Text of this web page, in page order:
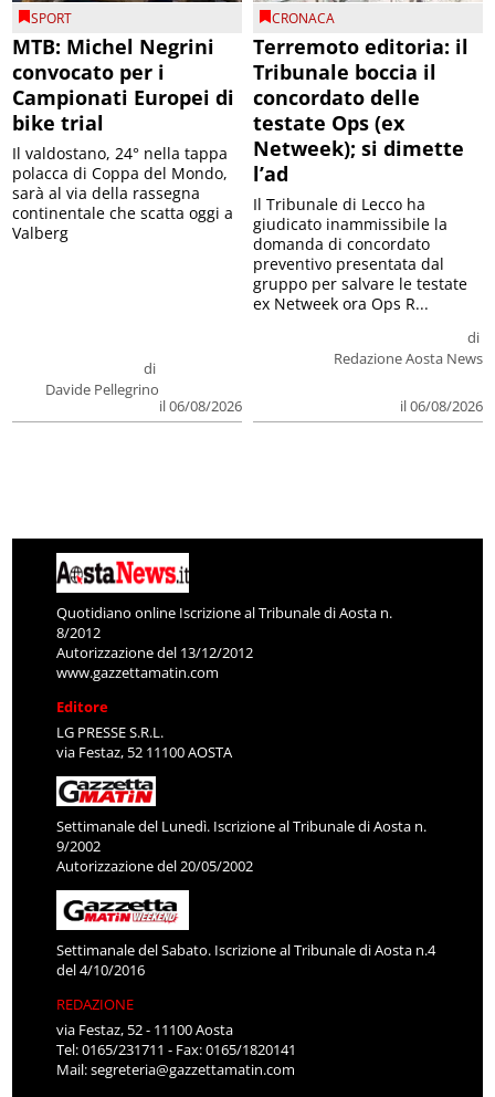
SPORT
MTB: Michel Negrini
convocato per i
Campionati Europei di
bike trial
di
Davide Pellegrino
il 06/08/2026
Il valdostano, 24° nella tappa
polacca di Coppa del Mondo,
sarà al via della rassegna
continentale che scatta oggi a
Valberg
CRONACA
Terremoto editoria: il
Tribunale boccia il
concordato delle
testate Ops (ex
Netweek); si dimette
l’ad
di
Redazione Aosta News
il 06/08/2026
Il Tribunale di Lecco ha
giudicato inammissibile la
domanda di concordato
preventivo presentata dal
gruppo per salvare le testate
ex Netweek ora Ops R...
Quotidiano online Iscrizione al Tribunale di Aosta n.
8/2012
Autorizzazione del 13/12/2012
www.gazzettamatin.com
Editore
LG PRESSE S.R.L.
via Festaz, 52 11100 AOSTA
Settimanale del Lunedì. Iscrizione al Tribunale di Aosta n.
9/2002
Autorizzazione del 20/05/2002
Settimanale del Sabato. Iscrizione al Tribunale di Aosta n.4
del 4/10/2016
REDAZIONE
via Festaz, 52 - 11100 Aosta
Tel: 0165/231711 - Fax: 0165/1820141
Mail:segreteria@gazzettamatin.com